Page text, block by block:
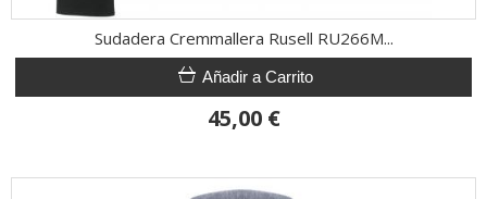
Sudadera Cremmallera Rusell RU266M...
Añadir a Carrito
45,00 €